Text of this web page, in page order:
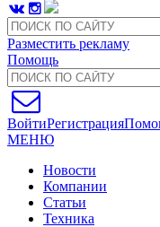
Разместить рекламу
Помощь
ВойтиРегистрация
МЕНЮ
Новости
Компании
Статьи
Техника